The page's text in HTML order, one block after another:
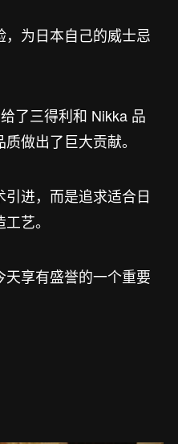
为日本自己的威士忌
了三得利和 Nikka 品
做出了巨大贡献。
进，而是追求适合日
艺。
享有盛誉的一个重要